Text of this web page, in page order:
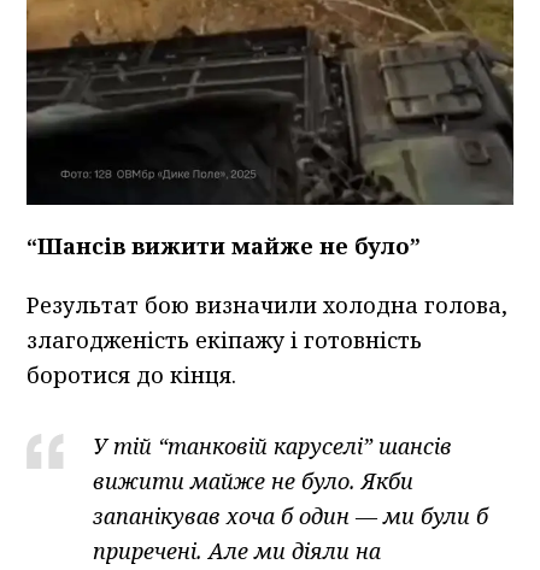
“Шансів вижити майже не було”
Результат бою визначили холодна голова,
злагодженість екіпажу і готовність
боротися до кінця.
У тій “танковій каруселі” шансів
вижити майже не було. Якби
запанікував хоча б один — ми були б
приречені. Але ми діяли на